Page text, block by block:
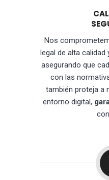
Nos
legal de alta calidad
asegurando que
con las
también proteja a
entorno digital,